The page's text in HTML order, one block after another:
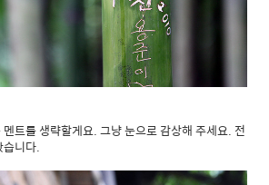
트를 생략할게요. 그냥 눈으로 감상해 주세요. 전
습니다.